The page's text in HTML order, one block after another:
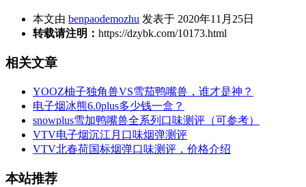
本文由 benpaodemozhu 发表于 2020年11月25日
转载请注明： https://dzybk.com/10173.html
相关文章
YOOZ柚子独角兽VS雪茄鸭嘴兽，谁才是神？
电子烟冰熊6.0plus多少钱一盒？
snowplus雪加鸭嘴兽全系列口味测评（可参考）
VTV电子烟沉江月口味烟弹测评
VTV北春荷国标烟弹口味测评，价格介绍
本站推荐